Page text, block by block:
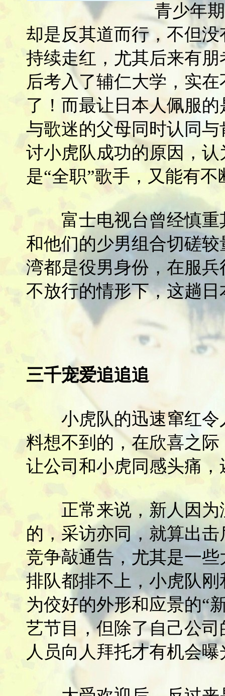
青少年
却是反其道而行，不但
持续走红，尤其后来有
后考入了辅仁大学，实
了！而最让日本人佩服
与歌迷的父母同时认同
讨小虎队成功的原因，
是“全职”歌手，又能有
富士电视台曾经慎重
和他们的少男组合切磋
湾都是役男身份，在服
不放行的情形下，这趟
三千宠爱追追追
小虎队的迅速窜红令
料想不到的，在欣喜之
让公司和小虎同感头痛
正常来说，新人因为
的，采访亦同，就算出
竞争敲通告，尤其是一
排队都排不上，小虎队
为佼好的外形和应景的“
艺节目，但除了自己公
人员向人拜托才有机会曝